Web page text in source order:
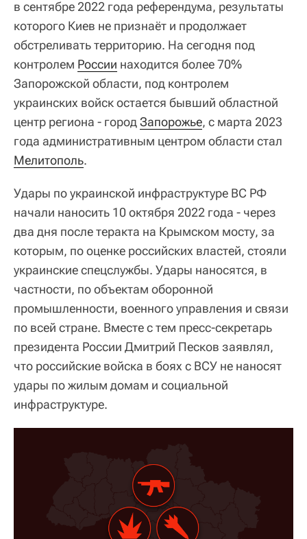
в сентябре 2022 года референдума, результаты
которого Киев не признаёт и продолжает
обстреливать территорию. На сегодня под
контролем России находится более 70%
Запорожской области, под контролем
украинских войск остается бывший областной
центр региона - городЗапорожье, с марта 2023
года административным центром области стал
Мелитополь.
Удары по украинской инфраструктуре ВС РФ
начали наносить 10 октября 2022 года - через
два дня после теракта на Крымском мосту, за
которым, по оценке российских властей, стояли
украинские спецслужбы. Удары наносятся, в
частности, по объектам оборонной
промышленности, военного управления и связи
по всей стране. Вместе с тем пресс-секретарь
президента России Дмитрий Песков заявлял,
что российские войска в боях с ВСУ не наносят
удары по жилым домам и социальной
инфраструктуре.